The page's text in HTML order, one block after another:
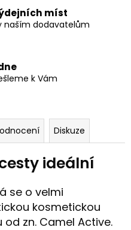
míst
naším dodavatelům
k Vám
Diskuze
ideální
se o velmi
kosmetickou
od zn. Camel Active.